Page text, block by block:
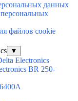
данных
файлов cookie
▼
Electronics
BR 250-